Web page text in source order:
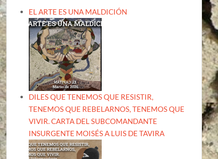
EL ARTE ES UNA MALDICIÓN
DILES QUE TENEMOS QUE RESISTIR,
TENEMOS QUE REBELARNOS, TENEMOS QUE
VIVIR. CARTA DEL SUBCOMANDANTE
INSURGENTE MOISÉS A LUIS DE TAVIRA